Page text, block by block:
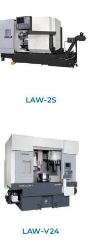
LAW-2S
LAW-V24